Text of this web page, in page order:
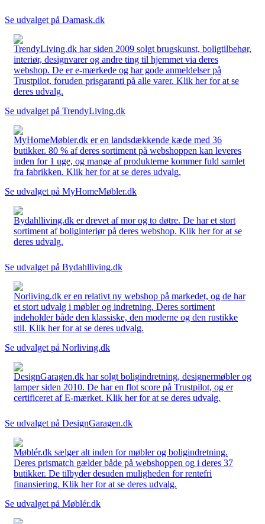
Se udvalget på Damask.dk
TrendyLiving.dk har siden 2009 solgt brugskunst, boligtilbehør,
interiør, designvarer og andre ting til hjemmet via deres
webshop. De er e-mærkede og har gode anmeldelser på
Trustpilot, foruden prisgaranti på alle varer. Klik her for at se
deres udvalg.
Se udvalget på TrendyLiving.dk
MyHomeMøbler.dk er en landsdækkende kæde med 36
butikker. 80 % af deres sortiment på webshoppen kan leveres
inden for 1 uge, og mange af produkterne kommer fuld samlet
fra fabrikken. Klik her for at se deres udvalg.
Se udvalget på MyHomeMøbler.dk
Bydahlliving.dk er drevet af mor og to døtre. De har et stort
sortiment af boliginteriør på deres webshop. Klik her for at se
deres udvalg.
Se udvalget på Bydahlliving.dk
Norliving.dk er en relativt ny webshop på markedet, og de har
et stort udvalg i møbler og indretning. Deres sortiment
indeholder både den klassiske, den moderne og den rustikke
stil. Klik her for at se deres udvalg.
Se udvalget på Norliving.dk
DesignGaragen.dk har solgt boligindretning, designermøbler og
lamper siden 2010. De har en flot score på Trustpilot, og er
certificeret af E-mærket. Klik her for at se deres udvalg.
Se udvalget på DesignGaragen.dk
Møblér.dk sælger alt inden for møbler og boligindretning.
Deres prismatch gælder både på webshoppen og i deres 37
butikker. De tilbyder desuden muligheden for rentefri
finansiering. Klik her for at se deres udvalg.
Se udvalget på Møblér.dk